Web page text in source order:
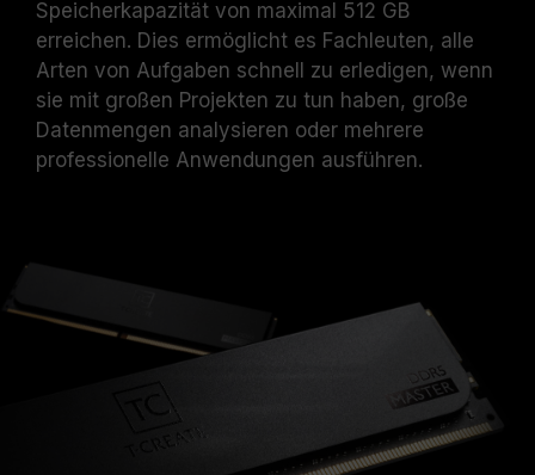
beschädigt wird.
Bei produktbezogenen oder technischen
Problemen wenden Sie sich bitte per E-Mail
an unser professionelles technisches
Supportteam.
Speicherkapazität von maximal 512 GB
erreichen. Dies ermöglicht es Fachleuten, alle
Arten von Aufgaben schnell zu erledigen, wenn
sie mit großen Projekten zu tun haben, große
Datenmengen analysieren oder mehrere
professionelle Anwendungen ausführen.